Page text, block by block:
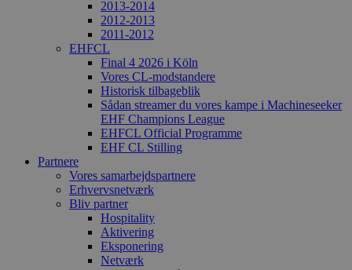
2013-2014
2012-2013
2011-2012
EHFCL
Final 4 2026 i Köln
Vores CL-modstandere
Historisk tilbageblik
Sådan streamer du vores kampe i Machineseeker
EHF Champions League
EHFCL Official Programme
EHF CL Stilling
Partnere
Vores samarbejdspartnere
Erhvervsnetværk
Bliv partner
Hospitality
Aktivering
Eksponering
Netværk